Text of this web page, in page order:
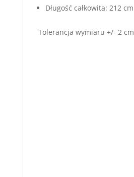
Długość całkowita: 212 cm
Tolerancja wymiaru +/- 2 cm